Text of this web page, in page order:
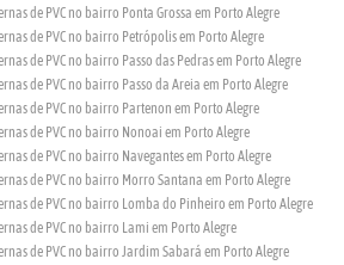
de PVC no bairro Ponta Grossa em Porto Alegre
de PVC no bairro Petrópolis em Porto Alegre
de PVC no bairro Passo das Pedras em Porto Alegre
de PVC no bairro Passo da Areia em Porto Alegre
de PVC no bairro Partenon em Porto Alegre
de PVC no bairro Nonoai em Porto Alegre
de PVC no bairro Navegantes em Porto Alegre
de PVC no bairro Morro Santana em Porto Alegre
de PVC no bairro Lomba do Pinheiro em Porto Alegre
de PVC no bairro Lami em Porto Alegre
de PVC no bairro Jardim Sabará em Porto Alegre